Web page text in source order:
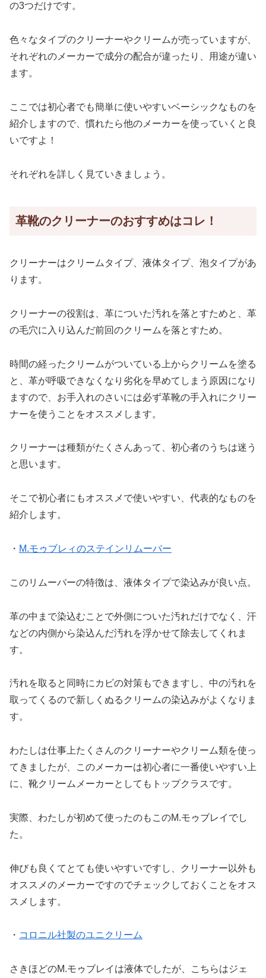
の3つだけです。
色々なタイプのクリーナーやクリームが売っていますが、
それぞれのメーカーで成分の配合が違ったり、用途が違い
ます。
ここでは初心者でも簡単に使いやすいベーシックなものを
紹介しますので、慣れたら他のメーカーを使っていくと良
いですよ！
それぞれを詳しく見ていきましょう。
革靴のクリーナーのおすすめはコレ！
クリーナーはクリームタイプ、液体タイプ、泡タイプがあ
ります。
クリーナーの役割は、革についた汚れを落とすためと、革
の毛穴に入り込んだ前回のクリームを落とすため。
時間の経ったクリームがついている上からクリームを塗る
と、革が呼吸できなくなり劣化を早めてしまう原因になり
ますので、お手入れのさいには必ず革靴の手入れにクリー
ナーを使うことをオススメします。
クリーナーは種類がたくさんあって、初心者のうちは迷う
と思います。
そこで初心者にもオススメで使いやすい、代表的なものを
紹介します。
・ M.モゥブレィのステインリムーバー
このリムーバーの特徴は、 液体タイプで染込みが良い点。
革の中まで染込むことで外側についた汚れだけでなく、汗
などの内側から染込んだ汚れを浮かせて除去してくれま
す。
汚れを取ると同時にカビの対策もできますし、中の汚れを
取ってくるので新しくぬるクリームの染込みがよくなりま
す。
わたしは仕事上たくさんのクリーナーやクリーム類を使っ
てきましたが、このメーカーは初心者に一番使いやすい上
に、靴クリームメーカーとしてもトップクラスです。
実際、わたしが初めて使ったのもこのM.モゥブレイでし
た。
伸びも良くてとても使いやすいですし、クリーナー以外も
オススメのメーカーですのでチェックしておくことをオス
スメします。
・ コロニル社製のユニクリーム
さきほどのM.モゥブレイは液体でしたが、こちらはジェ